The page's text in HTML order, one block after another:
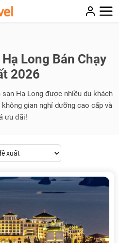
Long Bán Chạy
2026
sạn Hạ Long được nhiều du khách
gian nghỉ dưỡng cao cấp và
ưu đãi!